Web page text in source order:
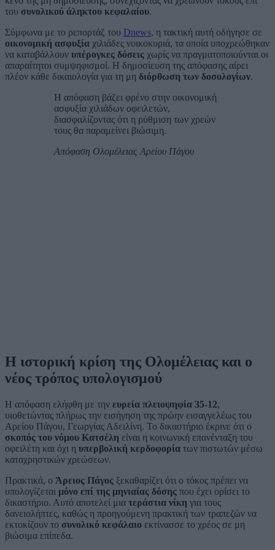
του συνολικού άληκτου κεφαλαίου.
Σύμφωνα με το ρεπορτάζ του Dnews, η τακτική αυτή οδήγησε σε
οικονομική ασφυξία χιλιάδες νοικοκυριά, τα οποία υποχρεώθηκαν
να καταβάλλουν υπέρογκες δόσεις χωρίς να πραγματοποιούνται οι
απαραίτητοι συμψηφισμοί. Η δημοσίευση της απόφασης αίρει
πλέον κάθε δικαιολογία για τη μη διόρθωση των δοσολογίων.
Η απόφαση βάζει φρένο στην οικονομική
ασφυξία χιλιάδων οφειλετών,
διασφαλίζοντας ότι η ρύθμιση των χρεών
τους θα παραμείνει βιώσιμη.
Απόφαση Ολομέλειας Αρείου Πάγου
Η ιστορική κρίση της Ολομέλειας και ο
νέος τρόπος υπολογισμού
Η απόφαση ελήφθη με την ευρεία πλειοψηφία 35-12,
υιοθετώντας πλήρως την εισήγηση της πρώην εισαγγελέως του
Αρείου Πάγου, Γεωργίας Αδειλίνη. Το δικαστήριο έκρινε ότι ο
σκοπός του νόμου Κατσέλη είναι η κοινωνική επανένταξη του
οφειλέτη και όχι η υπερβολική κερδοφορία των πιστωτών μέσω
καταχρηστικών χρεώσεων.
Πρακτικά, ο Άρειος Πάγος ξεκαθαρίζει ότι ο τόκος πρέπει να
υπολογίζεται μόνο επί της μηνιαίας δόσης που έχει ορίσει το
δικαστήριο. Αυτό αποτελεί μια τεράστια νίκη για τους
δανειολήπτες, καθώς η προηγούμενη πρακτική των τραπεζών να
εκτοκίζουν το συνολικό κεφάλαιο εκτίνασσε το χρέος σε μη
βιώσιμα επίπεδα.